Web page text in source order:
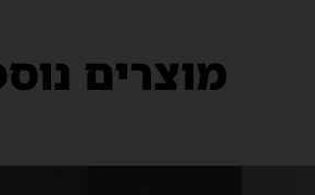
מוצרים